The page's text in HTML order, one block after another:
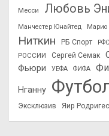
Месси
Любовь
Манчестер Юнайтед Марио
Ниткин
РБ Спорт РФС
РОССИИ
Сергей Семак
Фьюри
УЕФА ФИФА
Нганну
Эксклюзив Яир Родригес